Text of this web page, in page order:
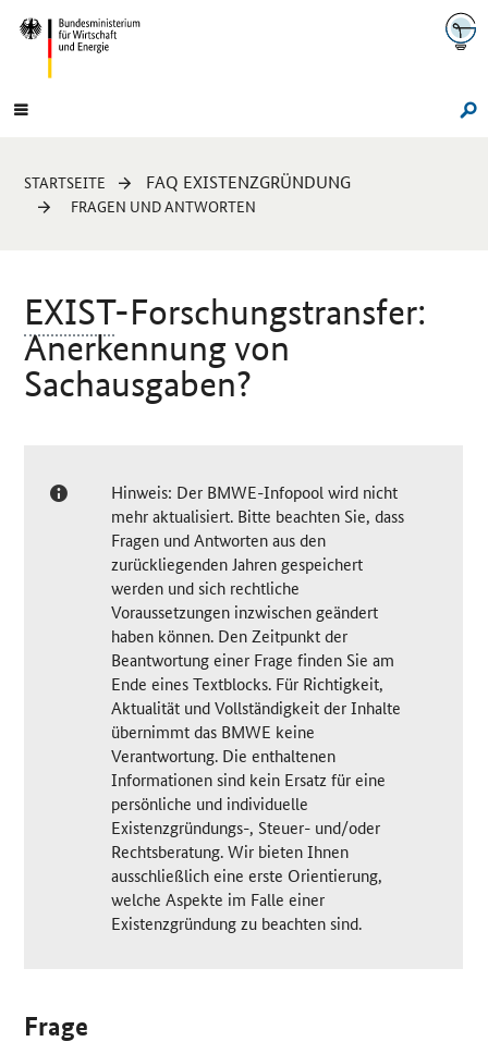
Navigation
Hauptmenü
Sie
sind
STARTSEITE FAQ EXISTENZGRÜNDUNG
FRAGEN UND ANTWORTEN
EXIST-Forschungstransfer:
Anerkennung von
Sachausgaben?
Hinweis: Der BMWE-Infopool wird nicht
mehr aktualisiert. Bitte beachten Sie, dass
Fragen und Antworten aus den
zurückliegenden Jahren gespeichert
werden und sich rechtliche
Voraussetzungen inzwischen geändert
haben können. Den Zeitpunkt der
Beantwortung einer Frage finden Sie am
Ende eines Textblocks. Für Richtigkeit,
Aktualität und Vollständigkeit der Inhalte
übernimmt das BMWE keine
Verantwortung. Die enthaltenen
Informationen sind kein Ersatz für eine
persönliche und individuelle
Existenzgründungs-, Steuer- und/oder
Rechtsberatung. Wir bieten Ihnen
ausschließlich eine erste Orientierung,
welche Aspekte im Falle einer
Existenzgründung zu beachten sind.
Frage